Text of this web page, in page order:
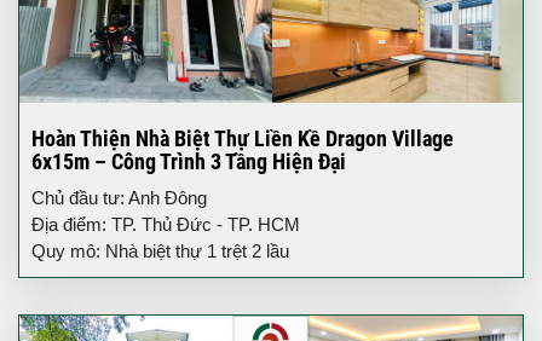
Hoàn Thiện Nhà Biệt Thự Liền Kề Dragon Village
6x15m – Công Trình 3 Tầng Hiện Đại
Chủ đầu tư: Anh Đông
Địa điểm: TP. Thủ Đức - TP. HCM
Quy mô: Nhà biệt thự 1 trệt 2 lầu